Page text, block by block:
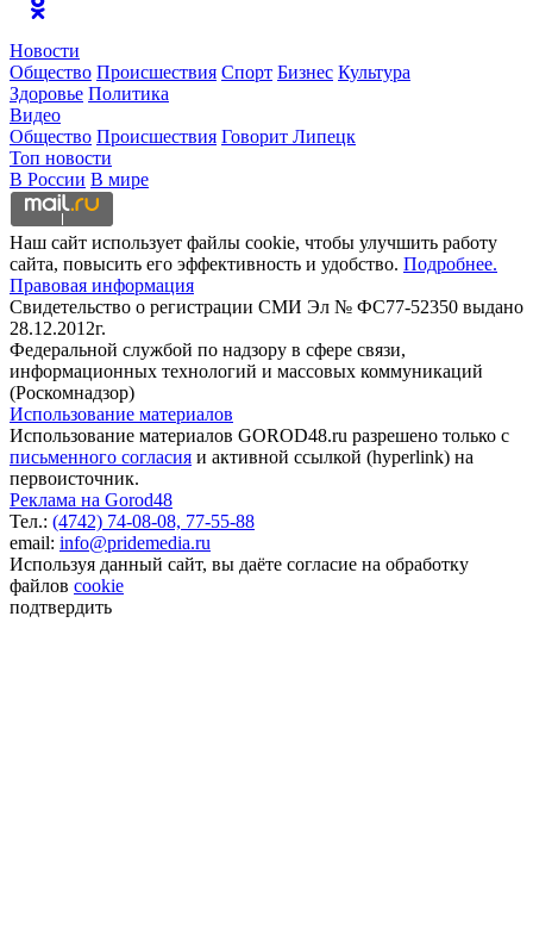
Новости
Общество Происшествия Спорт Бизнес Культура
Здоровье Политика
Видео
Общество Происшествия Говорит Липецк
Топ новости
В России В мире
Наш сайт использует файлы cookie, чтобы улучшить работу
сайта, повысить его эффективность и удобство. Подробнее.
Правовая информация
Свидетельство о регистрации СМИ Эл № ФС77-52350 выдано
28.12.2012г.
Федеральной службой по надзору в сфере связи,
информационных технологий и массовых коммуникаций
(Роскомнадзор)
Использование материалов
Использование материалов GOROD48.ru разрешено только с
письменного согласия и активной ссылкой (hyperlink) на
первоисточник.
Реклама на Gorod48
Тел.: (4742) 74-08-08, 77-55-88
email: info@pridemedia.ru
Используя данный сайт, вы даёте согласие на обработку
файлов cookie
подтвердить